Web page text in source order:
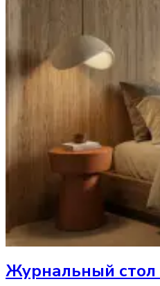
Журнальный стол